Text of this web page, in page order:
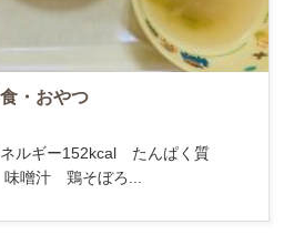
・おやつ
ネルギー152kcal たんぱく質
噌汁 鶏そぼろ...